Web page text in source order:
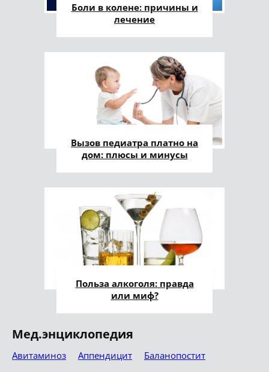
Боли в колене: причины и
лечение
Вызов педиатра платно на
дом: плюсы и минусы
Польза алкоголя: правда
или миф?
Мед.энциклопедия
Авитаминоз Аппендицит
Баланопостит